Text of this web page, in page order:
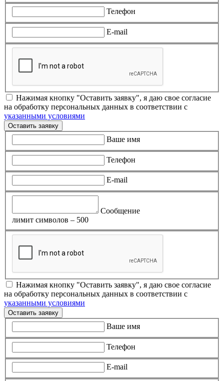
Телефон
E-mail
Нажимая кнопку "Оставить заявку", я даю свое согласие
на обработку персональных данных в соответствии с
указанными условиями
Оставить заявку
Ваше имя
Телефон
E-mail
Сообщение
лимит символов – 500
Нажимая кнопку "Оставить заявку", я даю свое согласие
на обработку персональных данных в соответствии с
указанными условиями
Оставить заявку
Ваше имя
Телефон
E-mail